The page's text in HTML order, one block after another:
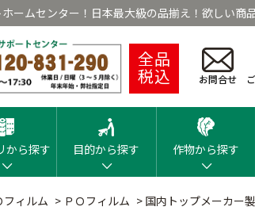
ームセンター！日本最大級の品揃え！欲しい商
全品
税込 お問合せ
から探す 目的から探す 作物から探す
フィルム > ＰＯフィルム > 国内トップメーカー